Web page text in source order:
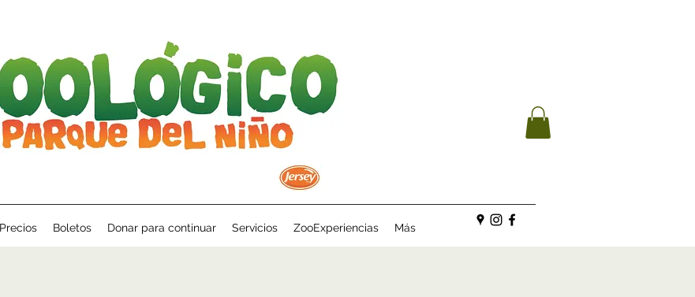
Precios Boletos Donar para continuar Servicios ZooExperiencias Más